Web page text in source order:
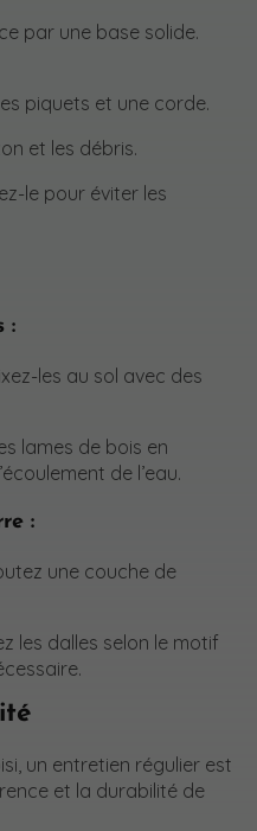
par une base solide.
piquets et une corde.
et les débris.
le pour éviter les
:
les au sol avec des
lames de bois en
de l’eau.
:
une couche de
les dalles selon le motif
un entretien régulier est
et la durabilité de